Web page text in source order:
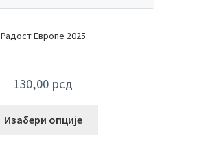
Радост Европе 2025
130,00 рсд
Изабери опције